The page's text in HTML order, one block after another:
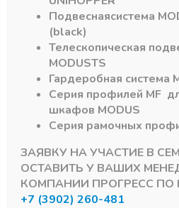
Петли MF 50 Латунь
(2 шт)
5579,00 ₽
Подвеснаясистема
(black)
Телескопическая
MODUSTS
Гардеробная система
Серия профилей MF
шкафов MODUS
Серия рамочных
ЗАЯВКУ НА УЧАСТИЕ В
ОСТАВИТЬ У ВАШИХ
КОМПАНИИ ПРОГРЕСС ПО
+7 (3902) 260-481